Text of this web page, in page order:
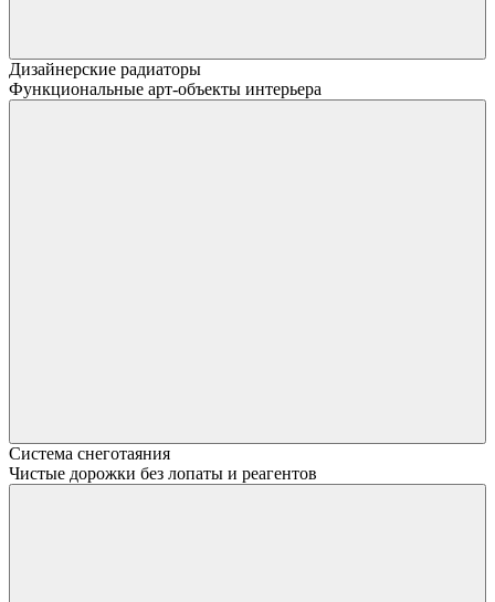
Дизайнерские радиаторы
Функциональные арт-объекты интерьера
Система снеготаяния
Чистые дорожки без лопаты и реагентов